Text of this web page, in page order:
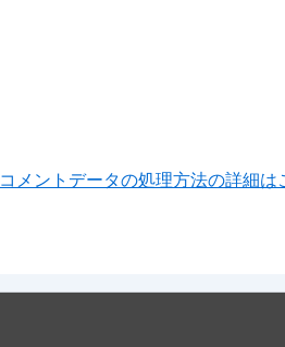
コメントデータの処理方法の詳細は